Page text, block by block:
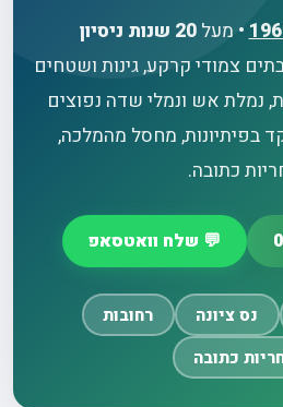
• מעל20 שנות ניסיון
צמודי קרקע, גינות ושטחים
נמלת אש ונמלי שדה נפוצים
בפיתיונות, מחסל מהמלכה,
כתובה.
💬 שלח וואטסאפ
נס ציונה
רחובות
כתובה